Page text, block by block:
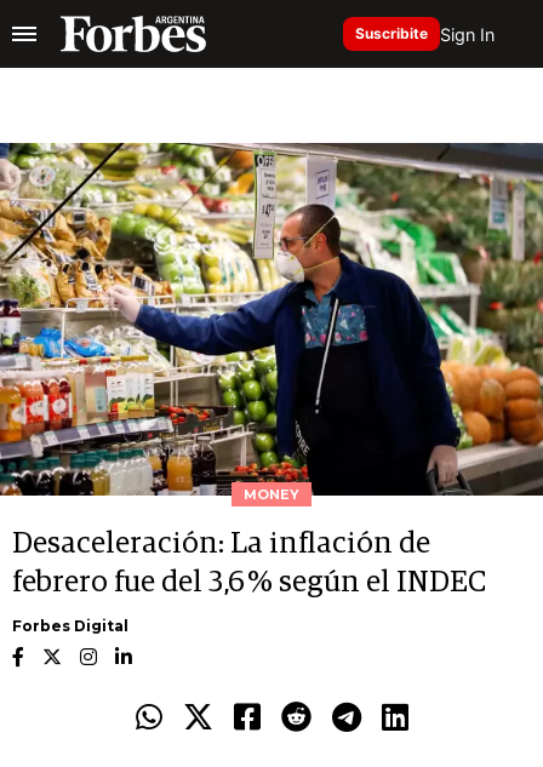
Suscribite Sign In
MONEY
Desaceleración: La inflación de
febrero fue del 3,6 % según el INDEC
Forbes Digital